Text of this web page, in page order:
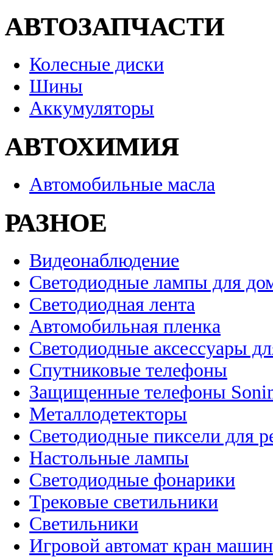
АВТОЗАПЧАСТИ
Колесные диски
Шины
Аккумуляторы
АВТОХИМИЯ
Автомобильные масла
РАЗНОЕ
Видеонаблюдение
Светодиодные лампы для
Светодиодная лента
Автомобильная пленка
Светодиодные аксессуары
Спутниковые телефоны
Защищенные телефоны
Металлодетекторы
Светодиодные пиксели для
Настольные лампы
Светодиодные фонарики
Трековые светильники
Светильники
Игровой автомат кран